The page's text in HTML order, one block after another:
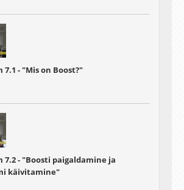
7.1 - "Mis on Boost?"
7.2 - "Boosti paigaldamine ja
käivitamine"